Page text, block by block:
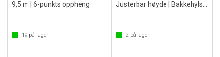
9,5 m | 6-punkts oppheng
19 på lager 2på lager